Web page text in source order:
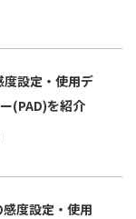
度設定・使用デ
(PAD)を紹介
感度設定・使用